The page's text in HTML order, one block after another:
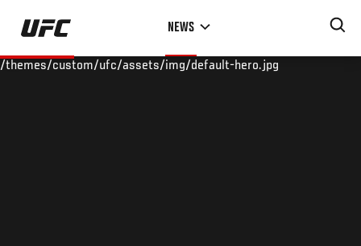
Skip
main
NEWS
/themes/custom/ufc/assets/img/default-hero.jpg